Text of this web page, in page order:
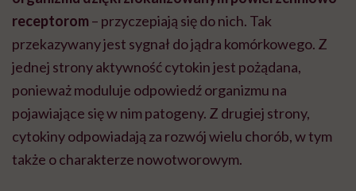
receptorom – przyczepiają się do nich. Tak
przekazywany jest sygnał do jądra komórkowego. Z
jednej strony aktywność cytokin jest pożądana,
ponieważ moduluje odpowiedź organizmu na
pojawiające się w nim patogeny. Z drugiej strony,
cytokiny odpowiadają za rozwój wielu chorób, w tym
także o charakterze nowotworowym.